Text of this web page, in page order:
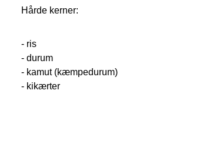
Hårde kerner:
- ris
- durum
- kamut (kæmpedurum)
- kikærter